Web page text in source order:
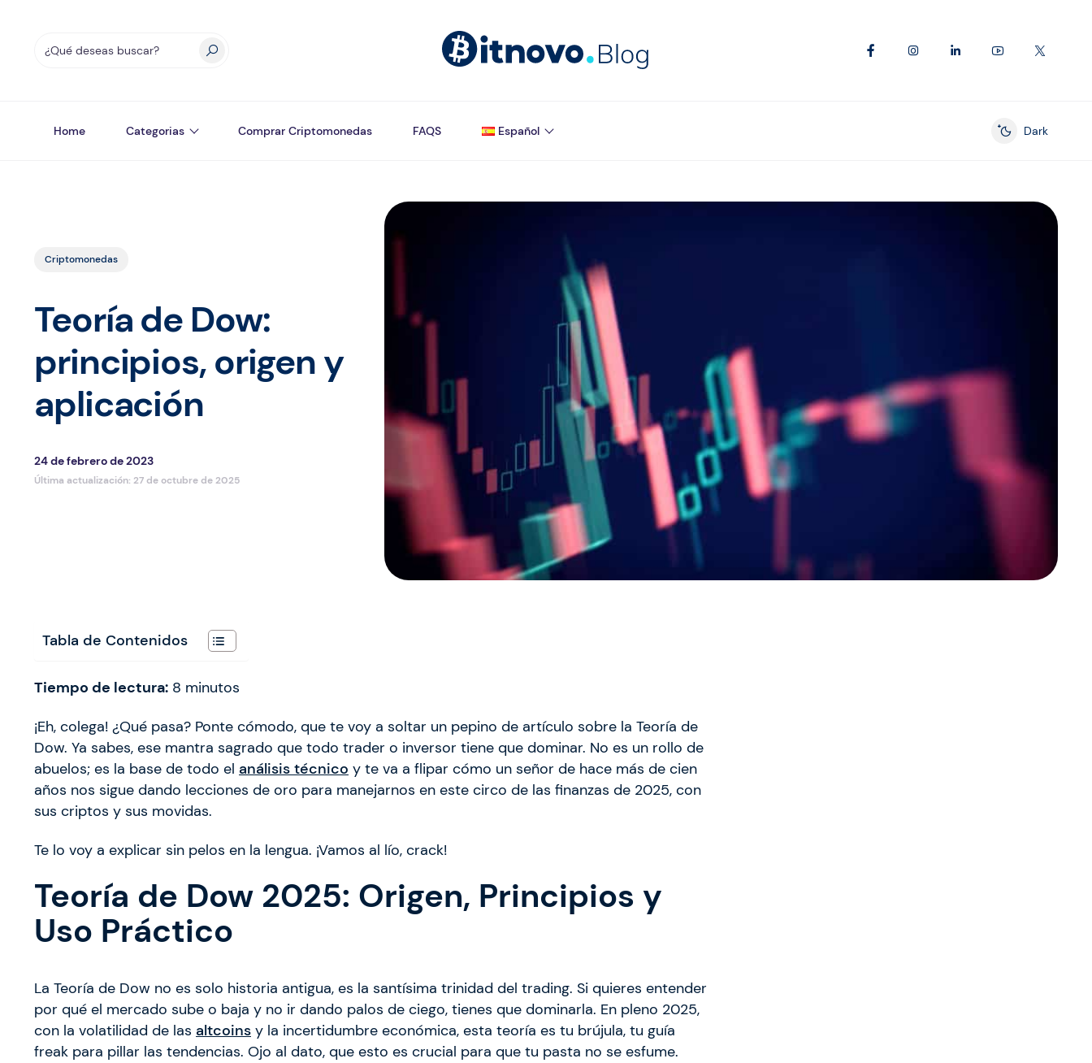
Home Categorias Comprar Criptomonedas FAQS Español
Enable dark
Dark
Criptomonedas
Teoría de Dow:
principios, origen y
aplicación
24 de febrero de 2023
Última actualización: 27 de octubre de 2025
Tabla de Contenidos
Tiempo de lectura: 8 minutos
¡Eh, colega! ¿Qué pasa? Ponte cómodo, que te voy a soltar un pepino de artículo sobre la Teoría de
Dow. Ya sabes, ese mantra sagrado que todo trader o inversor tiene que dominar. No es un rollo de
abuelos; es la base de todo el análisis técnico y te va a flipar cómo un señor de hace más de cien
años nos sigue dando lecciones de oro para manejarnos en este circo de las finanzas de 2025, con
sus criptos y sus movidas.
Te lo voy a explicar sin pelos en la lengua. ¡Vamos al lío, crack!
Teoría de Dow 2025: Origen, Principios y
Uso Práctico
La Teoría de Dow no es solo historia antigua, es la santísima trinidad del trading. Si quieres entender
por qué el mercado sube o baja y no ir dando palos de ciego, tienes que dominarla. En pleno 2025,
con la volatilidad de las altcoins y la incertidumbre económica, esta teoría es tu brújula, tu guía
freak para pillar las tendencias. Ojo al dato, que esto es crucial para que tu pasta no se esfume.